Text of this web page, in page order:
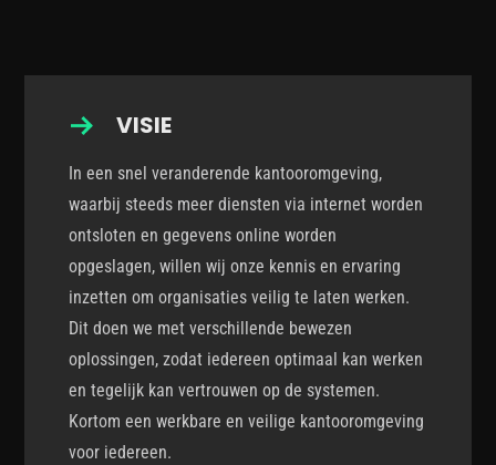
VISIE
In een snel veranderende kantooromgeving,
waarbij steeds meer diensten via internet worden
ontsloten en gegevens online worden
opgeslagen, willen wij onze kennis en ervaring
inzetten om organisaties veilig te laten werken.
Dit doen we met verschillende bewezen
oplossingen, zodat iedereen optimaal kan werken
en tegelijk kan vertrouwen op de systemen.
Kortom een werkbare en veilige kantooromgeving
voor iedereen.